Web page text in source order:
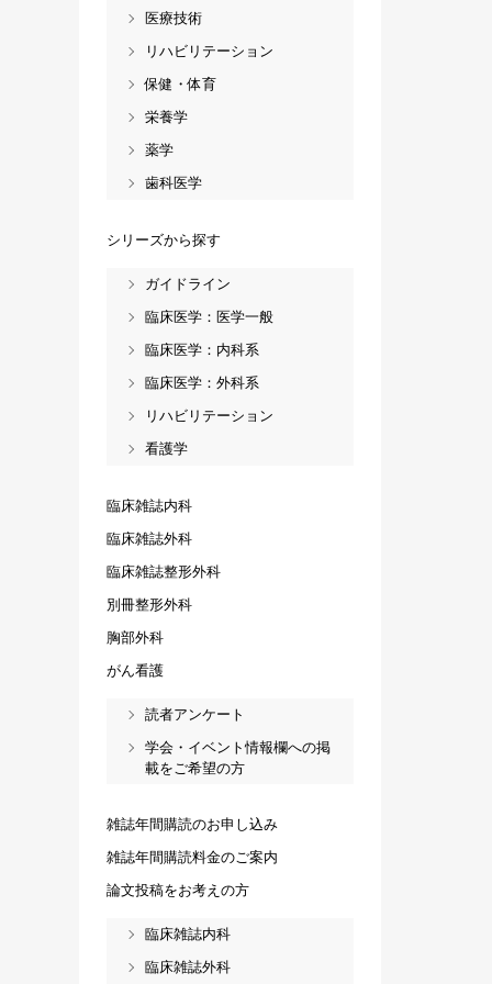
医療技術
リハビリテーション
保健・体育
栄養学
薬学
歯科医学
シリーズから探す
ガイドライン
臨床医学：医学一般
臨床医学：内科系
臨床医学：外科系
リハビリテーション
看護学
臨床雑誌内科
臨床雑誌外科
臨床雑誌整形外科
別冊整形外科
胸部外科
がん看護
読者アンケート
学会・イベント情報欄への掲
載をご希望の方
雑誌年間購読のお申し込み
雑誌年間購読料金のご案内
論文投稿をお考えの方
臨床雑誌内科
臨床雑誌外科